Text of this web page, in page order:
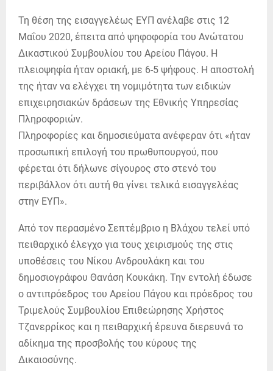
Τη θέση της εισαγγελέως ΕΥΠ ανέλαβε στις 12
Μαΐου 2020, έπειτα από ψηφοφορία του Ανώτατου
Δικαστικού Συμβουλίου του Αρείου Πάγου. Η
πλειοψηφία ήταν οριακή, με 6-5 ψήφους. Η αποστολή
της ήταν να ελέγχει τη νομιμότητα των ειδικών
επιχειρησιακών δράσεων της Εθνικής Υπηρεσίας
Πληροφοριών.
Πληροφορίες και δημοσιεύματα ανέφεραν ότι «ήταν
προσωπική επιλογή του πρωθυπουργού, που
φέρεται ότι δήλωνε σίγουρος στο στενό του
περιβάλλον ότι αυτή θα γίνει τελικά εισαγγελέας
στην ΕΥΠ».
Από τον περασμένο Σεπτέμβριο η Βλάχου τελεί υπό
πειθαρχικό έλεγχο για τους χειρισμούς της στις
υποθέσεις του Νίκου Ανδρουλάκη και του
δημοσιογράφου Θανάση Κουκάκη. Την εντολή έδωσε
ο αντιπρόεδρος του Αρείου Πάγου και πρόεδρος του
Τριμελούς Συμβουλίου Επιθεώρησης Χρήστος
Τζανερρίκος και η πειθαρχική έρευνα διερευνά το
αδίκημα της προσβολής του κύρους της
Δικαιοσύνης.